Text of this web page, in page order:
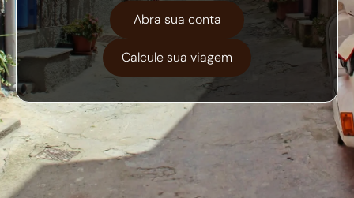
Abra sua conta
Calcule sua viagem